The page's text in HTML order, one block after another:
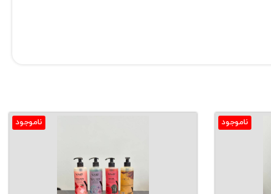
ناموجود ناموجود